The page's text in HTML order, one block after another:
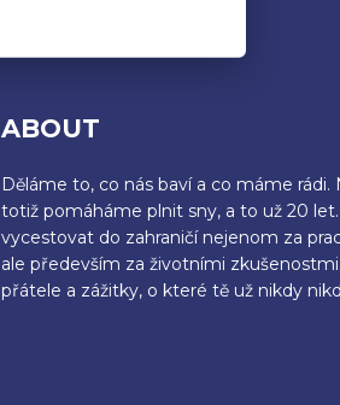
ABOUT
Děláme to, co nás baví a co máme
totiž pomáháme plnit sny, a to už 20
vycestovat do zahraničí nejenom za
ale především za životními
přátele a zážitky, o které tě už nikdy